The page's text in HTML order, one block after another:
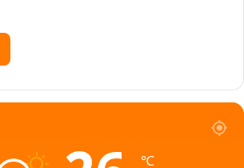
℃